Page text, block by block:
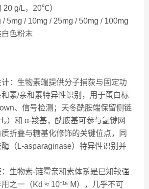
20 g/L，20℃）
5mg / 10mg / 25mg / 50mg / 100mg
色粉末
：生物素端提供分子捕获与固定功
素/亲和素特异性识别，用于蛋白标
、信号检测；天冬酰胺端保留侧链
）和 α-羧基，酰胺基可参与氢键网
折叠与糖基化修饰的关键位点，同
（L-asparaginase）特异性识别并
生物素-链霉亲和素体系是已知较强
之一（Kd ≈ 10⁻¹⁵ M），几乎不可